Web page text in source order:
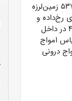
وابسته به موسسه ژئوفیزیک دانشگاه تهران، در دی‌ماه ۱۴۰۲ تعداد ۵۳۷ زمین‌لرزه
رخ‌داده و
توسط شبکه‌های لرزه‌نگاری ثبت و تعیین محل شده‌اند. در دی‌ماه ۱۴۰۲ تعداد ۱۰ زمین‌لرزه با بزرگی بیش از ۴.۰ در داخل
که بزرگ‌ترین آن‌ها زمین‌لرزه‌ای به بزرگی ۴.۹ در مقیاس امواج
به بزرگی ۴.۵ در مقیاس امواج درونی